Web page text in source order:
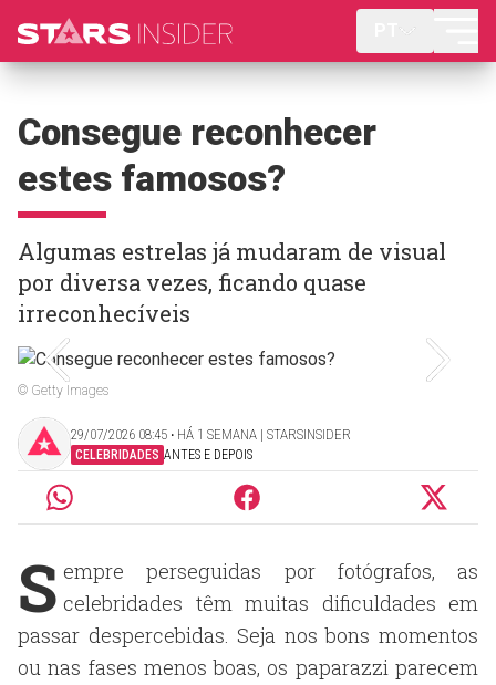
Consegue reconhecer
estes famosos?
Algumas estrelas já mudaram de visual
por diversa vezes, ficando quase
irreconhecíveis
© Getty Images
29/07/2026 08:45 ‧ HÁ 1 SEMANA | STARSINSIDER
CELEBRIDADES ANTES E DEPOIS
S empre perseguidas por fotógrafos, as
celebridades têm muitas dificuldades em
passar despercebidas. Seja nos bons momentos
ou nas fases menos boas, os paparazzi parecem